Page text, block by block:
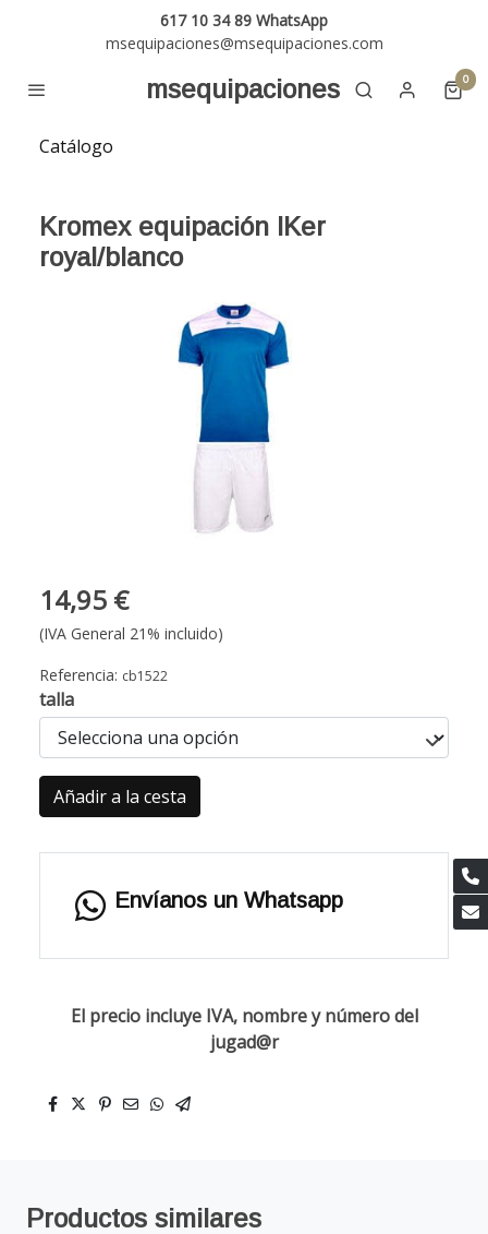
617 10 34 89 WhatsApp
msequipaciones@msequipaciones.com
msequipaciones 0
Catálogo
Kromex equipación IKer
royal/blanco
14,95 €
(IVA General 21% incluido)
Referencia: cb1522
talla
Añadir a la cesta
Envíanos un Whatsapp
El precio incluye IVA, nombre y número del
jugad@r
Productos similares